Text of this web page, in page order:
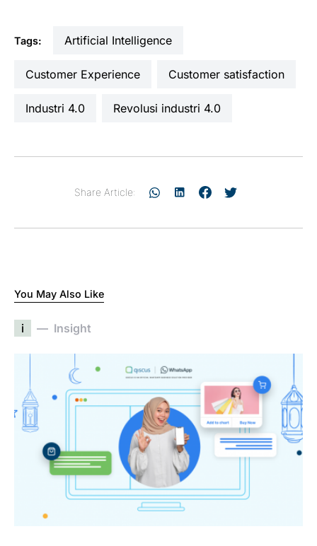
Tags: Artificial Intelligence
Customer Experience customer satisfaction
industri 4.0 revolusi industri 4.0
Share Article:
You May Also Like
i Insight